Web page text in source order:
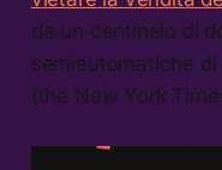
da un centinaio di
semiautomatiche di
(the New York